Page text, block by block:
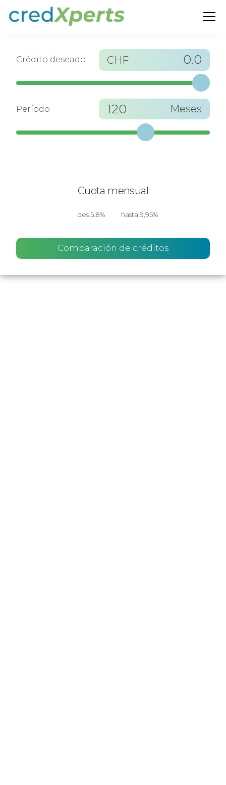
Crédito deseado CHF 0.0
Período 120 Meses
Cuota mensual
des 5.8% hasta 9,95%
Comparación de créditos